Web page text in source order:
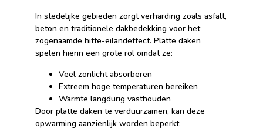
In stedelijke gebieden zorgt verharding zoals asfalt,
beton en traditionele dakbedekking voor het
zogenaamde hitte-eilandeffect. Platte daken
spelen hierin een grote rol omdat ze:
Veel zonlicht absorberen
Extreem hoge temperaturen bereiken
Warmte langdurig vasthouden
Door platte daken te verduurzamen, kan deze
opwarming aanzienlijk worden beperkt.